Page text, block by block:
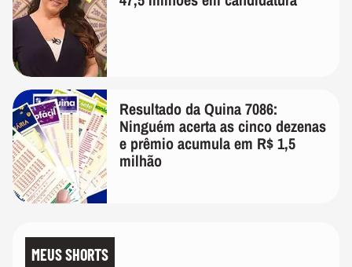
Resultado da Quina 7086:
Ninguém acerta as cinco dezenas
e prêmio acumula em R$ 1,5
milhão
MEUS SHORTS